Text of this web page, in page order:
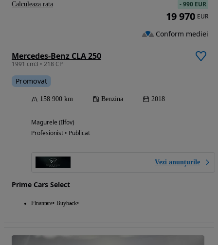
Mercedes-Benz CLA 250
1991 cm3 • 218 CP
Promovat
158 900 km Benzina 2018
Magurele (Ilfov)
Profesionist • Publicat
Vezi anunțurile
Prime Cars Select
Finantare Buyback
-990 EUR
19 970 EUR
Conform mediei
Calculeaza rata